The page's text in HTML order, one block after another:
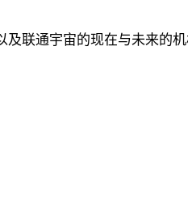
联通宇宙的现在与未来的